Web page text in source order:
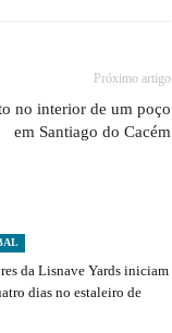
Próximo artigo
no interior de um poço
em Santiago do Cacém
da Lisnave Yards iniciam
dias no estaleiro de